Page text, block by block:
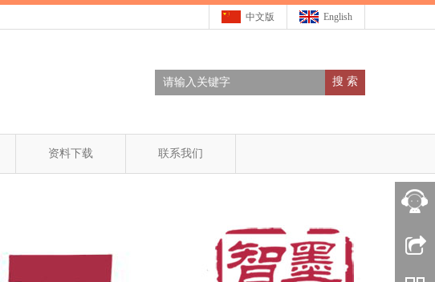
English
中文版
搜 索
资料下载 联系我们